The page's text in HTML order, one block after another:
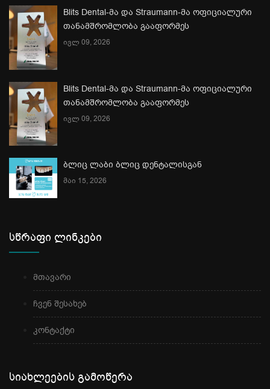
Blits Dental-მა და Straumann-მა ოფიციალური
თანამშრომლობა გააფორმეს
ივლ 09, 2026
Blits Dental-მა და Straumann-მა ოფიციალური
თანამშრომლობა გააფორმეს
ივლ 09, 2026
ბლიც ლაბი ბლიც დენტალისგან
მაი 15, 2026
სწრაფი ლინკები
მთავარი
ჩვენ შესახებ
კონტაქტი
სიახლეების გამოწერა